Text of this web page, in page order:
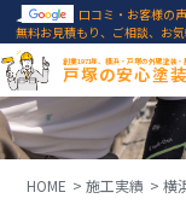
口コミ・お客様の声
無料お見積もり、ご相談、お
創業1971年、横浜・戸塚の外壁塗装
戸塚の安心塗
HOME 施工実績 横